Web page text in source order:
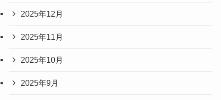
2025年12月
2025年11月
2025年10月
2025年9月